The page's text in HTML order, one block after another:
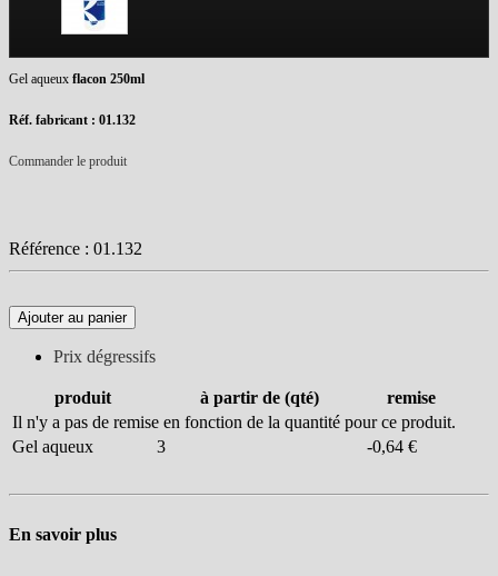
Gel aqueux flacon 250ml
Réf. fabricant : 01.132
Commander le produit
Référence : 01.132
Ajouter au panier
Prix dégressifs
produit à partir de (qté)
remise
Il n'y a pas de remise en fonction de la quantité pour ce produit.
Gel aqueux
3 -0,64 €
En savoir plus